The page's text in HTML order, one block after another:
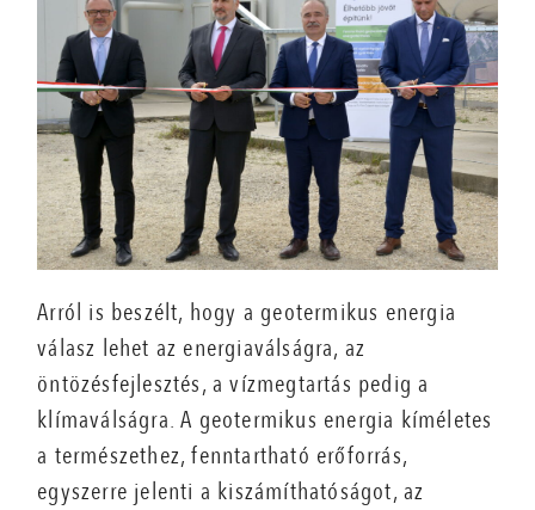
Arról is beszélt, hogy a geotermikus energia
válasz lehet az energiaválságra, az
öntözésfejlesztés, a vízmegtartás pedig a
klímaválságra. A geotermikus energia kíméletes
a természethez, fenntartható erőforrás,
egyszerre jelenti a kiszámíthatóságot, az